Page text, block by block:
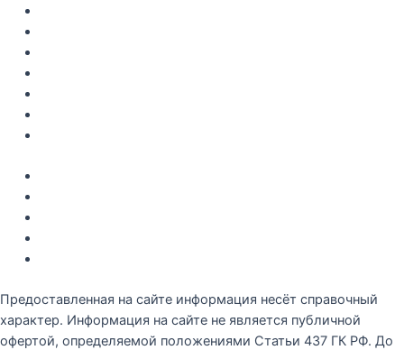
Предоставленная на сайте информация несёт справочный
характер. Информация на сайте не является публичной
офертой, определяемой положениями Статьи 437 ГК РФ. До